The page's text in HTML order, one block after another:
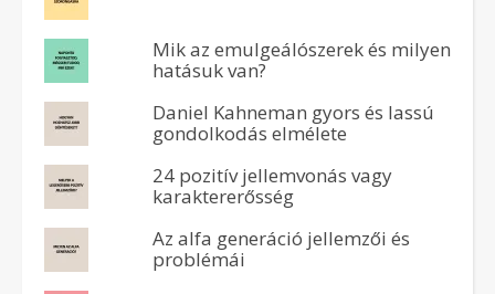
Mik az emulgeálószerek és milyen
hatásuk van?
Daniel Kahneman gyors és lassú
gondolkodás elmélete
24 pozitív jellemvonás vagy
karaktererősség
Az alfa generáció jellemzői és
problémái